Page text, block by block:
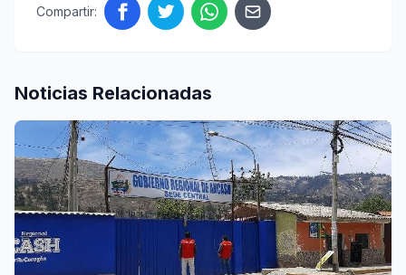
Compartir:
Noticias Relacionadas